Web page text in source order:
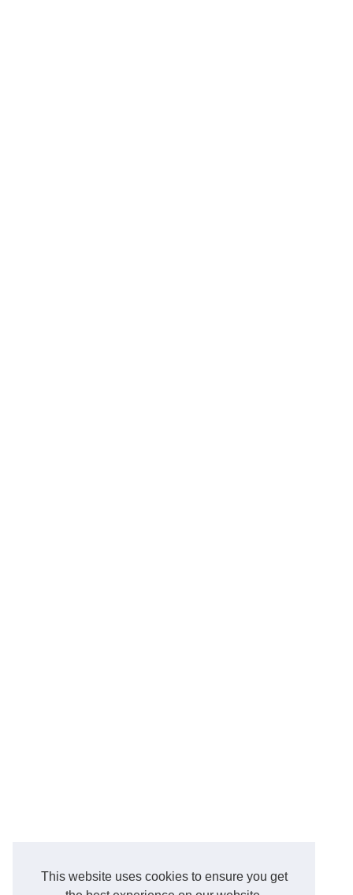
This website uses cookies to ensure you get